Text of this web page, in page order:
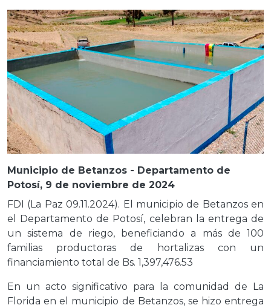
Municipio de Betanzos - Departamento de
Potosí, 9 de noviembre de 2024
FDI (La Paz 09.11.2024). El municipio de Betanzos en
el Departamento de Potosí, celebran la entrega de
un sistema de riego, beneficiando a más de 100
familias productoras de hortalizas con un
financiamiento total de Bs. 1,397,476.53
En un acto significativo para la comunidad de La
Florida en el municipio de Betanzos, se hizo entrega